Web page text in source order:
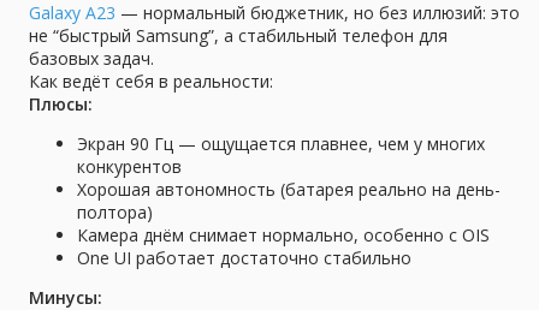
Galaxy A23 — нормальный бюджетник, но без иллюзий: это
не “быстрый Samsung”, а стабильный телефон для
базовых задач.
Как ведёт себя в реальности:
Плюсы:
Экран 90 Гц — ощущается плавнее, чем у многих
конкурентов
Хорошая автономность (батарея реально на день-
полтора)
Камера днём снимает нормально, особенно с OIS
One UI работает достаточно стабильно
Минусы: